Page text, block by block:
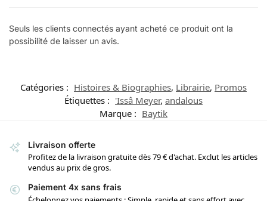
Seuls les clients connectés ayant acheté ce produit ont la
possibilité de laisser un avis.
Catégories : Histoires & Biographies, Librairie, Promos
Étiquettes : 'Issâ Meyer, andalous
Marque : Baytik
Livraison offerte
Profitez de la livraison gratuite dès 79 € d'achat. Exclut les articles
vendus au prix de gros.
Paiement 4x sans frais